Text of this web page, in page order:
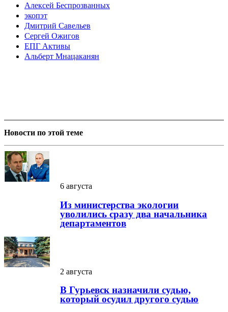
Алексей Беспрозванных
экопэт
Дмитрий Савельев
Сергей Ожигов
ЕПГ Активы
Альберт Мнацаканян
Новости по этой теме
6 августа
Из министерства экологии
уволились сразу два начальника
департаментов
2 августа
В Гурьевск назначили судью,
который осудил другого судью